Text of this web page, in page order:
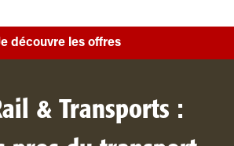
découvre les offres
& Transports :